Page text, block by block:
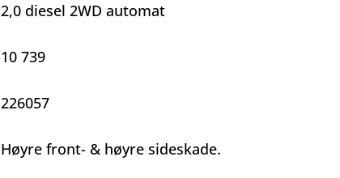
2,0 diesel 2WD automat
10 739
226057
Høyre front- & høyre sideskade.